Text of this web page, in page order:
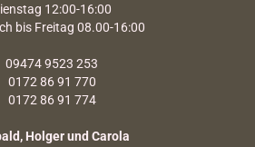
12:00-16:00
bis Freitag 08.00-16:00
09474 9523 253
0172 86 91 770
0172 86 91 774
Holger und Carola